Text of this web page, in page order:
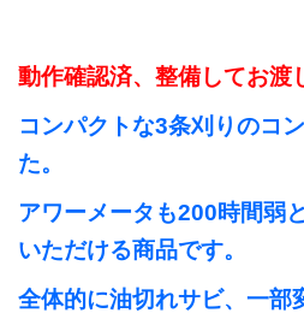
動作確認済、整備してお渡
コンパクトな3条刈りのコ
た。
アワーメータも200時間弱
いただける商品です。
全体的に油切れサビ、一部